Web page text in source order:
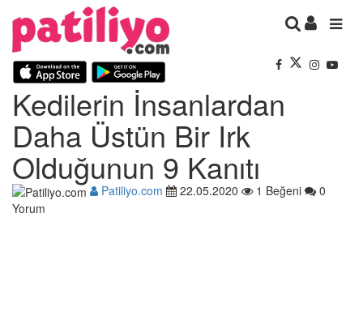
Kedilerin İnsanlardan
Daha Üstün Bir Irk
Olduğunun 9 Kanıtı
Patiliyo.com 22.05.2020 1 Beğeni
0
Yorum